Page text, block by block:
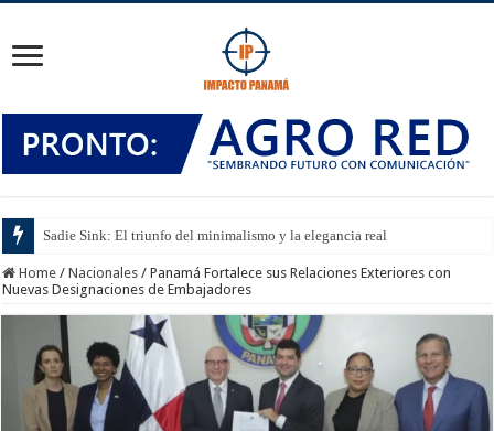
Sadie Sink: El triunfo del minimalismo y la elegancia real
Home / Nacionales / Panamá Fortalece sus Relaciones Exteriores con
Nuevas Designaciones de Embajadores